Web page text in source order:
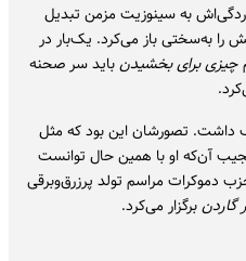
به سینوزیت مزمن تبدیل
به‌سختی باز می‌کرد. یک‌بار در
چیزی برای بخشیدنباید سر صحنه
داشت. تصورشان این بود که مثل
آن‌که او با همین حال توانست
دموکرات مراسم تولد پرزرق‌وبرقی
گاردنبرگزار می‌کرد.